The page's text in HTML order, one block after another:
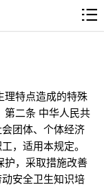
理特点造成的特殊
二条 中华人民共
团体、个体经济
，适用本规定。
，采取措施改善
安全卫生知识培